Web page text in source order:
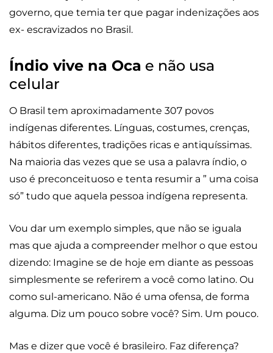
governo, que temia ter que pagar indenizações aos
ex- escravizados no Brasil.
Índio vive na Oca e não usa
celular
O Brasil tem aproximadamente 307 povos
indígenas diferentes. Línguas, costumes, crenças,
hábitos diferentes, tradições ricas e antiquíssimas.
Na maioria das vezes que se usa a palavra índio, o
uso é preconceituoso e tenta resumir a ” uma coisa
só” tudo que aquela pessoa indígena representa.
Vou dar um exemplo simples, que não se iguala
mas que ajuda a compreender melhor o que estou
dizendo: Imagine se de hoje em diante as pessoas
simplesmente se referirem a você como latino. Ou
como sul-americano. Não é uma ofensa, de forma
alguma. Diz um pouco sobre você? Sim. Um pouco.
Mas e dizer que você é brasileiro. Faz diferença?